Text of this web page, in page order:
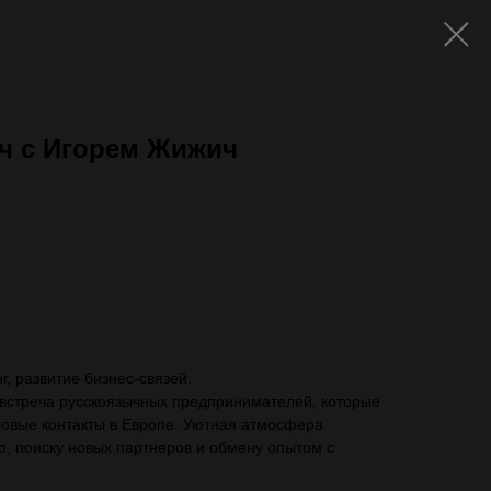
с Игорем Жижич
бизнес-связей.
русскоязычных предпринимателей, которые
контакты в Европе. Уютная атмосфера
поиску новых партнеров и обмену опытом с